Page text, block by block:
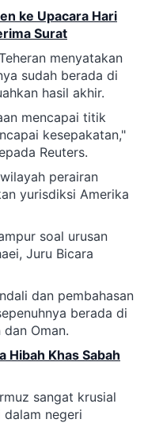
ke Upacara Hari
Surat
menyatakan
sudah berada di
hasil akhir.
mencapai titik
kesepakatan,"
Reuters.
perairan
yurisdiksi Amerika
soal urusan
Juru Bicara
dan pembahasan
berada di
Oman.
Hibah Khas Sabah
sangat krusial
dalam negeri